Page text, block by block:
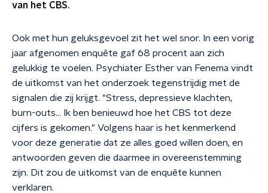
van het CBS.
Ook met hun geluksgevoel zit het wel snor. In een vorig
jaar afgenomen enquête gaf 68 procent aan zich
gelukkig te voelen. Psychiater Esther van Fenema vindt
de uitkomst van het onderzoek tegenstrijdig met de
signalen die zij krijgt. "Stress, depressieve klachten,
burn-outs… Ik ben benieuwd hoe het CBS tot deze
cijfers is gekomen." Volgens haar is het kenmerkend
voor deze generatie dat ze alles goed willen doen, en
antwoorden geven die daarmee in overeenstemming
zijn. Dit zou de uitkomst van de enquête kunnen
verklaren.